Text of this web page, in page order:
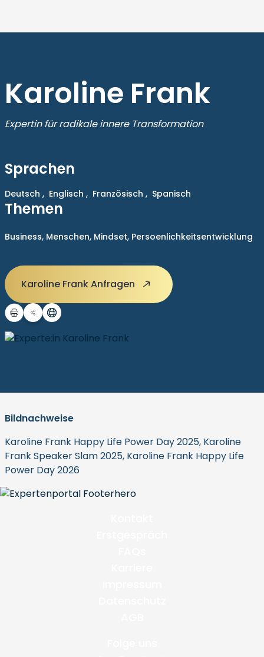
Karoline Frank
Expertin für radikale innere Transformation
Sprachen
Deutsch , Englisch , Französisch , Spanisch
Themen
Business, Menschen, Mindset, Persoenlichkeitsentwicklung
Karoline Frank Anfragen
Bildnachweise
Karoline Frank Happy Life Power Day 2025, Karoline
Frank Speaker Slam 2025, Karoline Frank Happy Life
Power Day 2026